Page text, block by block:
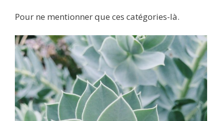
Pour ne mentionner que ces catégories-là.